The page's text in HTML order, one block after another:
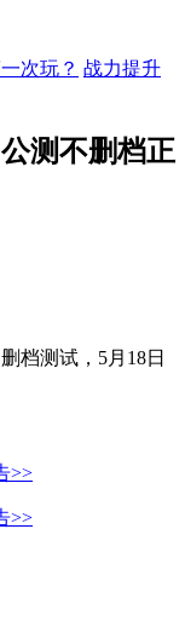
次玩？ 战力提升
测不删档正
档测试，5月18日
>>
>>